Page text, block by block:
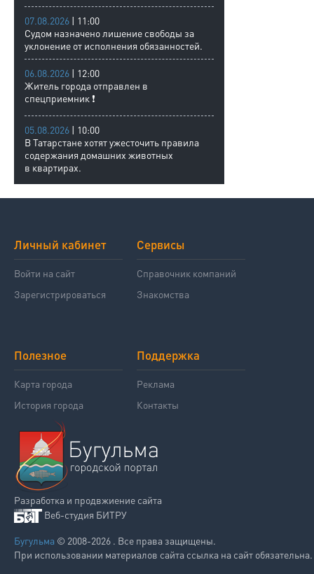
07.08.2026 | 11:00
Судом назначено лишение свободы за
уклонение от исполнения обязанностей.
06.08.2026 | 12:00
Житель города отправлен в
спецприемник ❗
05.08.2026 | 10:00
В Татарстане хотят ужесточить правила
содержания домашних животных
в квартирах.
Личный кабинет
Войти на сайт
Зарегистрироваться
Сервисы
Справочник компаний
Знакомства
Полезное
Карта города
История города
Поддержка
Реклама
Контакты
Разработка и продвжиение сайта
Веб-студия БИТРУ
Бугульма © 2008-2026 . Все права защищены.
При использовании материалов сайта ссылка на сайт обязательна.